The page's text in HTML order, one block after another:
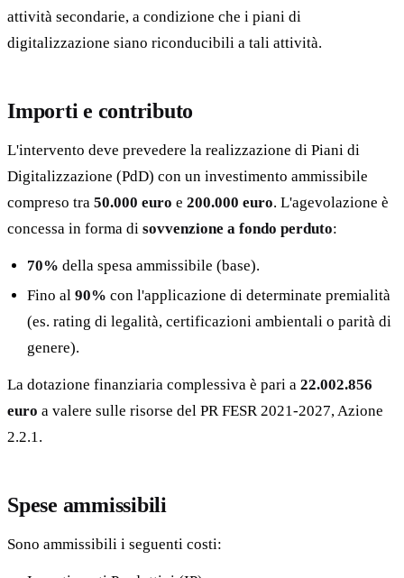
attività secondarie, a condizione che i piani di
digitalizzazione siano riconducibili a tali attività.
Importi e contributo
L'intervento deve prevedere la realizzazione di Piani di
Digitalizzazione (PdD) con un investimento ammissibile
compreso tra 50.000 euro e 200.000 euro. L'agevolazione è
concessa in forma di sovvenzione a fondo perduto:
70% della spesa ammissibile (base).
Fino al90% con l'applicazione di determinate premialità
(es. rating di legalità, certificazioni ambientali o parità di
genere).
La dotazione finanziaria complessiva è pari a 22.002.856
euro a valere sulle risorse del PR FESR 2021-2027, Azione
2.2.1.
Spese ammissibili
Sono ammissibili i seguenti costi: